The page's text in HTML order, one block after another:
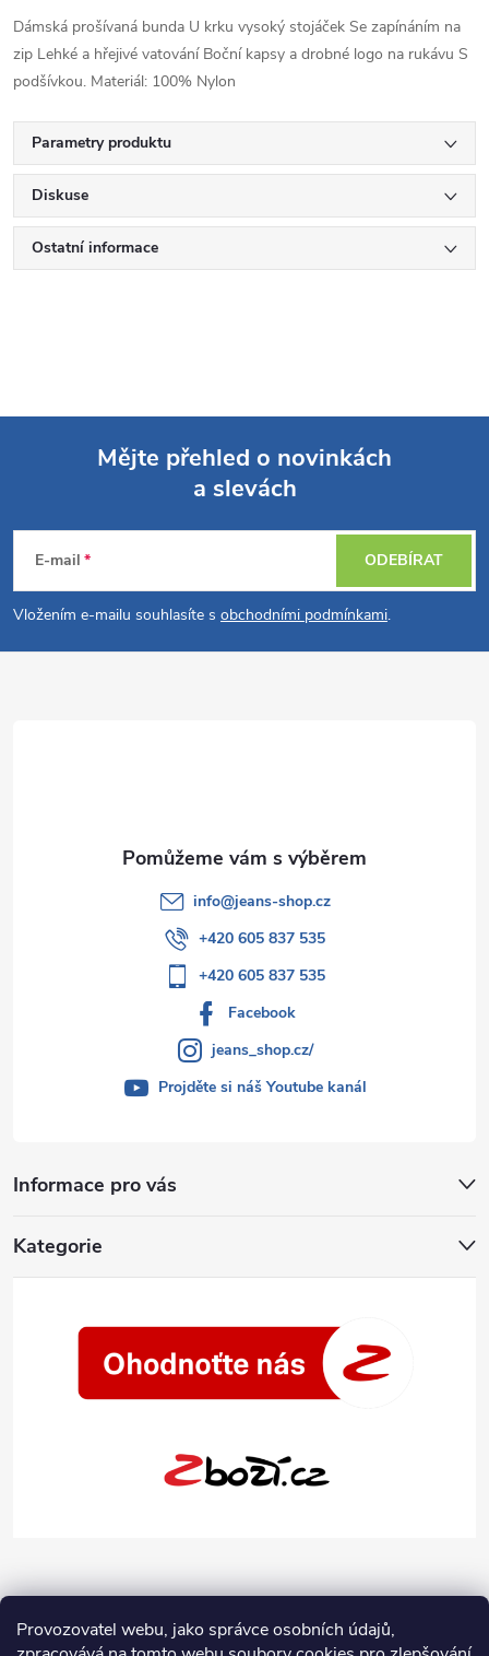
Provozovatel webu, jako správce osobních údajů,
Dámská prošívaná bunda U krku vysoký stojáček Se zapínáním na
zip Lehké a hřejivé vatování Boční kapsy a drobné logo na rukávu S
podšívkou. Materiál: 100% Nylon
Parametry produktu
Diskuse
Ostatní informace
p
a
Mějte přehled o novinkách
a slevách
E-mail
Vložením e-mailu souhlasíte s obchodními podmínkami.
ODEBÍRAT
Informace pro vás
Kategorie
info@jeans-shop.cz
+420 605 837 535
+420 605 837 535
Facebook
jeans_shop.cz/
Projděte si náš Youtube kanál